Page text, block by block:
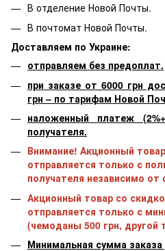
В отделение Новой Почты.
В почтомат Новой Почты.
Доставляем по Украине:
отправляем без предоплат.
при заказе от 6000 грн
грн – по тарифам Новой
наложенный платеж
получателя.
Внимание! Акционный
отправляется только с
получателя независимо
Акционный товар со
отправляется только с
(чемоданы 500 грн, другой
Минимальная сумма